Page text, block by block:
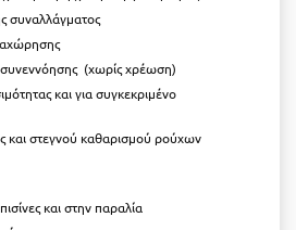
συναλλάγματος
(χωρίς χρέωση)
και για συγκεκριμένο
και στεγνού καθαρισμού ρούχων
και στην παραλία